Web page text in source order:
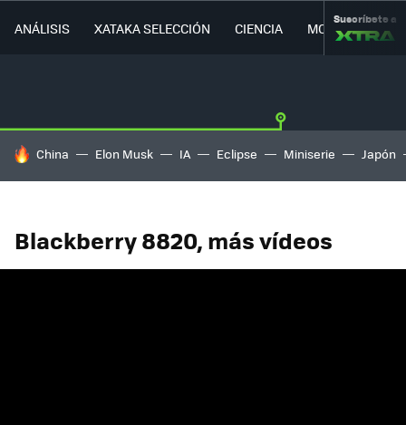
ANÁLISIS XATAKA SELECCIÓN CIENCIA MOVILIDAD
Suscríbete a
HOY SE HABLA DE
China Elon Musk IA Eclipse Miniserie Japón
Blackberry 8820, más vídeos